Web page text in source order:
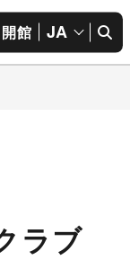
開館 JA
ラブ